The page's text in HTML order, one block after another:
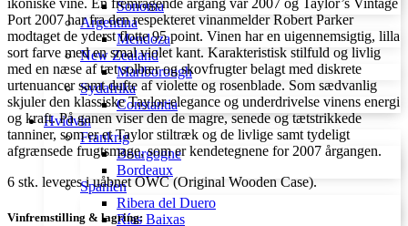
Sonoma
Argentina
Mendoza
New Zealand
Marlborough
Sydafrika
Constantia
Hvidvin
Frankrig
Bourgogne
Bordeaux
Spanien
Ribera del Duero
Rías Baixas
Port 2007 har fra den respekteret vinanmelder Robert Parker
modtaget de yderst flotte 95 point. Vinen har en uigennemsigtig, lilla
sort farve med en smal violet kant. Karakteristisk stilfuld og livlig
med en næse af tæt solbær og skovfrugter belagt med diskrete
urtenuancer samt dufte af violette og rosenblade. Som sædvanlig
skjuler den klassiske Taylor-elegance og underdrivelse vinens energi
og kraft. På ganen viser den de magre, senede og tætstrikkede
tanniner, som er et Taylor stiltræk og de livlige samt tydeligt
afgrænsede frugtsmage, som er kendetegnene for 2007 årgangen.
6 stk. leveres i uåbnet OWC (Original Wooden Case).
Vinfremstilling & lagring: